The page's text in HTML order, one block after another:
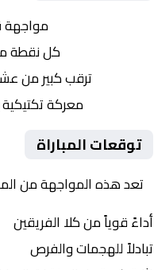
مواجهة
كل نقطة
ترقب كبير من
معركة تكتيكية
توقعات المباراة
تعد هذه المواجهة من
أداءً قوياً من كلا الفريقين
تبادلاً للهجمات والفرص